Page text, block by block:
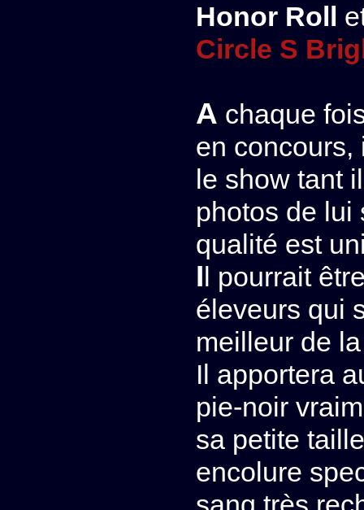
Honor Roll
Circle S
A chaque
en concours,
le show tant
photos de lui
qualité est
Il pourrait être d’un apport considérable pour des
éleveurs qui
meilleur de
Il apportera
pie-noir
sa petite
encolure